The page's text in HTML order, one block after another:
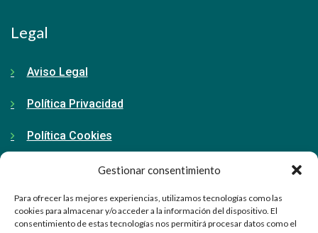
Gestionar consentimiento
Para ofrecer las mejores experiencias, utilizamos tecnologías como las
cookies para almacenar y/o acceder a la información del dispositivo. El
consentimiento de estas tecnologías nos permitirá procesar datos como el
Legal
Aviso Legal
Política Privacidad
Política Cookies
Contacto